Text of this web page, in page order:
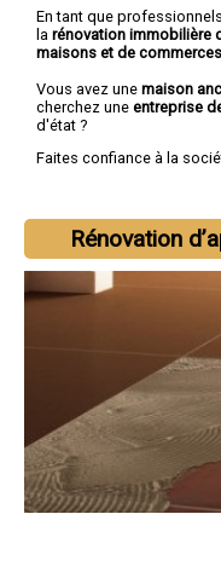
En tant que
la rénovation immobilière
maisons et de commerces
Vous avez une maison
cherchez une entreprise
d'état ?
Faites confiance à la
Rénovation